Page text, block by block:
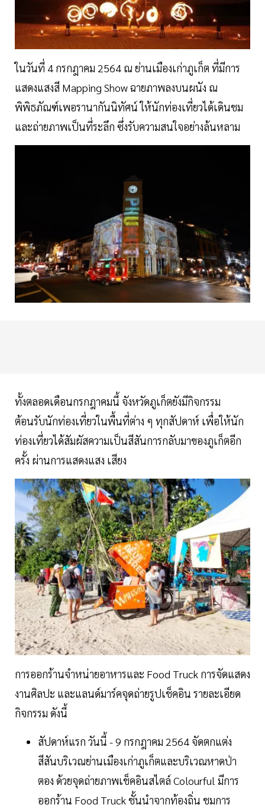
ในวันที่ 4 กรกฎาคม 2564 ณ ย่านเมืองเก่าภูเก็ต ที่มีการ
แสดงแสงสี Mapping Show ฉายภาพลงบนผนัง ณ
พิพิธภัณฑ์เพอรานากันนิทัศน์ ให้นักท่องเที่ยวได้เดินชม
และถ่ายภาพเป็นที่ระลึก ซึ่งรับความสนใจอย่างล้นหลาม
ทั้งตลอดเดือนกรกฎาคมนี้ จังหวัดภูเก็ตยังมีกิจกรรม
ต้อนรับนักท่องเที่ยวในพื้นที่ต่าง ๆ ทุกสัปดาห์ เพื่อให้นัก
ท่องเที่ยวได้สัมผัสความเป็นสีสันการกลับมาของภูเก็ตอีก
ครั้ง ผ่านการแสดงแสง เสียง
การออกร้านจำหน่ายอาหารและ Food Truck การจัดแสดง
งานศิลปะ และแลนด์มาร์คจุดถ่ายรูปเช็คอิน รายละเอียด
กิจกรรม ดังนี้
สัปดาห์แรก วันนี้ - 9 กรกฎาคม 2564 จัดตกแต่ง
สีสันบริเวณย่านเมืองเก่าภูเก็ตและบริเวณหาดป่า
ตอง ด้วยจุดถ่ายภาพเช็คอินสไตล์ Colourful มีการ
ออกร้าน Food Truck ชั้นนำจากท้องถิ่น ชมการ